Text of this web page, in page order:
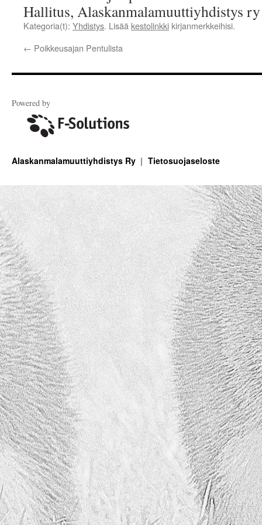
Hallitus, Alaskanmalamuuttiyhdistys ry
Kategoria(t): Yhdistys. Lisää kestolinkki kirjanmerkkeihisi.
← Poikkeusajan Pentulista
Powered by
Alaskanmalamuuttiyhdistys Ry Tietosuojaseloste